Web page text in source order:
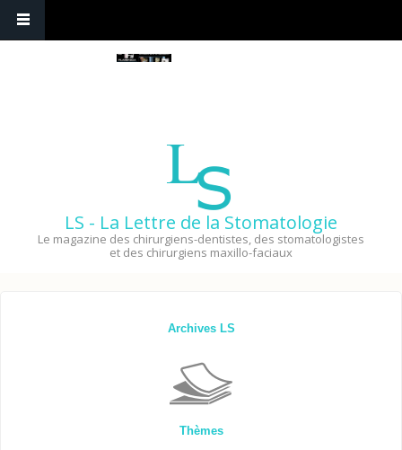
LS - La Lettre de la Stomatologie
Le magazine des chirurgiens-dentistes, des stomatologistes
et des chirurgiens maxillo-faciaux
Archives LS
Thèmes